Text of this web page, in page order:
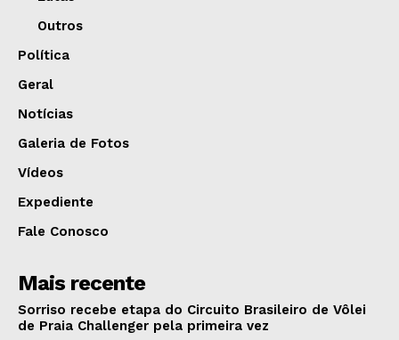
Outros
Política
Geral
Notícias
Galeria de Fotos
Vídeos
Expediente
Fale Conosco
Mais recente
Sorriso recebe etapa do Circuito Brasileiro de Vôlei
de Praia Challenger pela primeira vez